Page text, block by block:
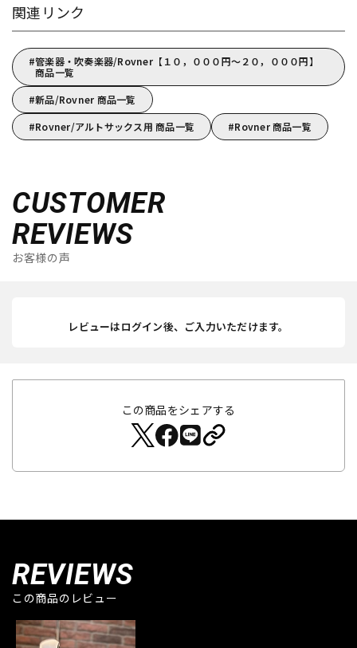
関連リンク
管楽器・吹奏楽器/Rovner【１０，０００円～２０，０００円】
商品一覧
新品/Rovner 商品一覧
Rovner/アルトサックス用 商品一覧
Rovner 商品一覧
CUSTOMER
REVIEWS
お客様の声
レビューはログイン後、ご入力いただけます。
この商品をシェアする
REVIEWS
この商品のレビュー